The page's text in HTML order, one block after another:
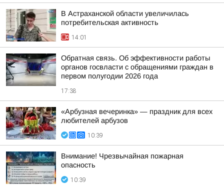
В Астраханской области увеличилась
потребительская активность
14:01
Обратная связь. Об эффективности работы
органов госвласти с обращениями граждан в
первом полугодии 2026 года
17:38
«Арбузная вечеринка» — праздник для всех
любителей арбузов
10:39
Внимание! Чрезвычайная пожарная
опасность
10:39